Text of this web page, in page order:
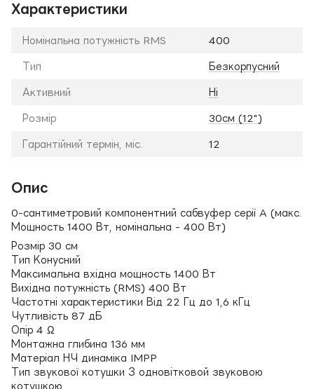
Характеристики
Номінальна потужність RMS 400
Тип Безкорпусний
Активний Ні
Розмір 30см (12")
Гарантійний термін, міс. 12
Опис
0-сантиметровий компонентний сабвуфер серії A (макс.
Мощность 1400 Вт, номінальна - 400 Вт)
Розмір 30 см
Тип Конусний
Максимальна вхідна мощность 1400 Вт
Вихідна потужність (RMS) 400 Вт
Частотні характеристики Від 22 Гц до 1,6 кГц
Чутливість 87 дБ
Опір 4 Ω
Монтажна глибина 136 мм
Матеріал НЧ динаміка IMPP
Тип звукової котушки З одновітковой звуковою
котушкою